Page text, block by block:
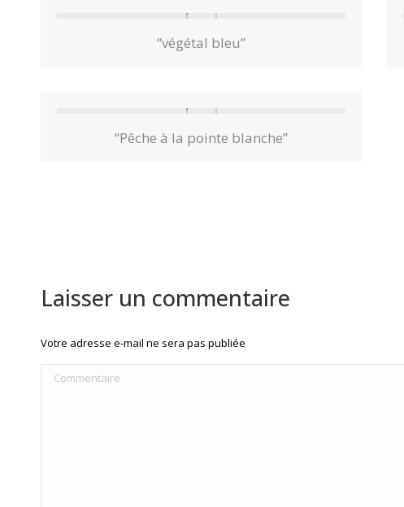
“végétal bleu”
“Pêche à la pointe blanche”
Laisser un commentaire
Votre adresse e-mail ne sera pas publiée
Commentaire